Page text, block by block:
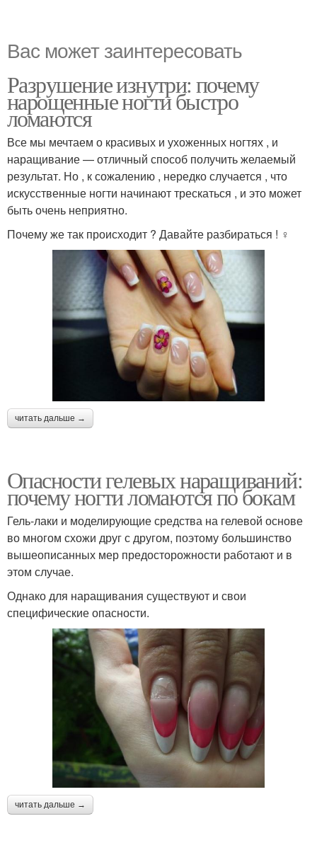
Вас может заинтересовать
Разрушение изнутри: почему
нарощенные ногти быстро
ломаются
Все мы мечтаем о красивых и ухоженных ногтях , и
наращивание — отличный способ получить желаемый
результат. Но , к сожалению , нередко случается , что
искусственные ногти начинают трескаться , и это может
быть очень неприятно.
Почему же так происходит ? Давайте разбираться ! ️‍♀️
читать дальше →
Опасности гелевых наращиваний:
почему ногти ломаются по бокам
Гель-лаки и моделирующие средства на гелевой основе
во многом схожи друг с другом, поэтому большинство
вышеописанных мер предосторожности работают и в
этом случае.
Однако для наращивания существуют и свои
специфические опасности.
читать дальше →